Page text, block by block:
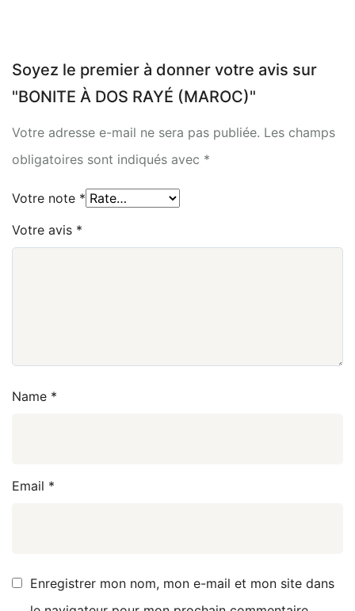
Soyez le premier à donner votre avis sur
"BONITE À DOS RAYÉ (MAROC)"
Votre adresse e-mail ne sera pas publiée. Les champs
obligatoires sont indiqués avec *
Votre note *
Votre avis *
Name *
Email *
Enregistrer mon nom, mon e-mail et mon site dans